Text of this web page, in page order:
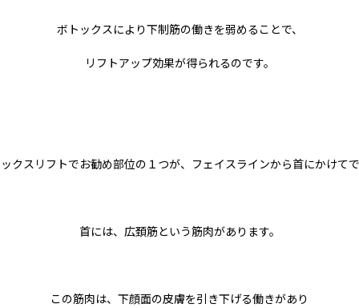
ボトックスにより下制筋の働きを弱めることで、
リフトアップ効果が得られるのです。
クスリフトでお勧め部位の１つが、フェイスラインから首にかけて
首には、広頚筋という筋肉があります。
この筋肉は、下顔面の皮膚を引き下げる働きがあり